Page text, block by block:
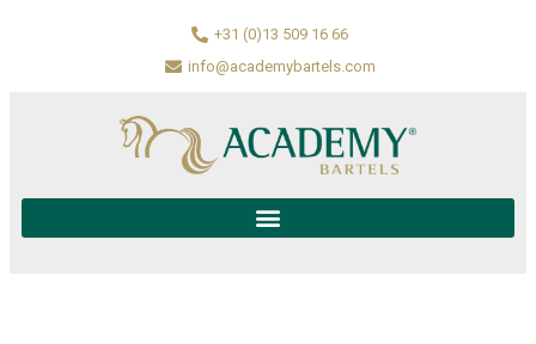
+31 (0)13 509 16 66
info@academybartels.com